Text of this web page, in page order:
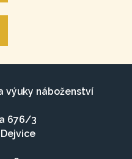
výuky náboženství
676/3